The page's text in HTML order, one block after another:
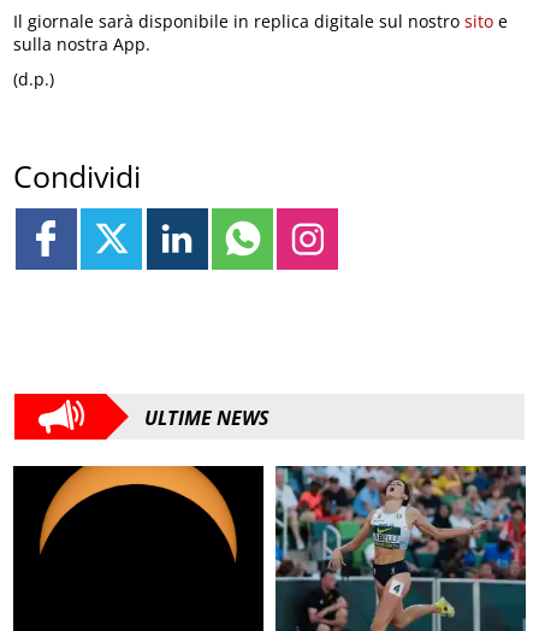
Il giornale sarà disponibile in replica digitale sul nostrosito e
sulla nostra App.
(d.p.)
Condividi
ULTIME NEWS